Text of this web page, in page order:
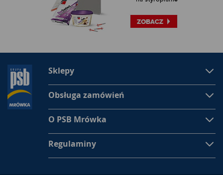
Sklepy
Obsługa zamówień
O PSB Mrówka
Regulaminy